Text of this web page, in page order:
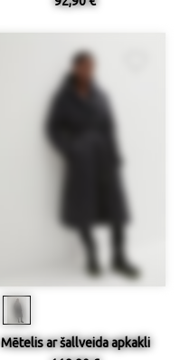
Mētelis ar šallveida apkakli